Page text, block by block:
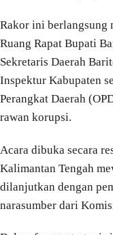
Rakor ini berlangsung
Ruang Rapat Bupati
Sekretaris Daerah
Inspektur Kabupaten
Perangkat Daerah
rawan korupsi.
Acara dibuka secara
Kalimantan Tengah
dilanjutkan dengan
narasumber dari